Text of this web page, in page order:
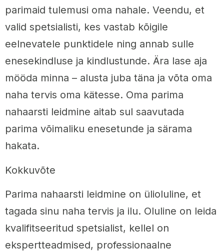
parimaid tulemusi oma nahale. Veendu, et
valid spetsialisti, kes vastab kõigile
eelnevatele punktidele ning annab sulle
enesekindluse ja kindlustunde. Ära lase aja
mööda minna – alusta juba täna ja võta oma
naha tervis oma kätesse. Oma parima
nahaarsti leidmine aitab sul saavutada
parima võimaliku enesetunde ja särama
hakata.
Kokkuvõte
Parima nahaarsti leidmine on ülioluline, et
tagada sinu naha tervis ja ilu. Oluline on leida
kvalifitseeritud spetsialist, kellel on
ekspertteadmised, professionaalne